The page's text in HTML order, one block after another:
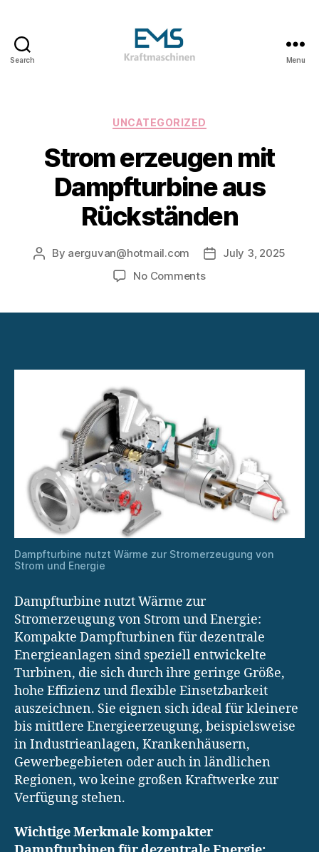
Search
&
Anlagen
&
Holzvergasungsanlagen
Menu
Categories
UNCATEGORIZED
Strom erzeugen mit
Dampfturbine aus
Rückständen
Post
By aerguvan@hotmail.com
PostJuly 3, 2025
No Commentson
Rückständen
Dampfturbine nutzt Wärme zur Stromerzeugung von
Strom und Energie
Dampfturbine nutzt Wärme zur
Stromerzeugung von Strom und Energie:
Kompakte Dampfturbinen für dezentrale
Energieanlagen sind speziell entwickelte
Turbinen, die sich durch ihre geringe Größe,
hohe Effizienz und flexible Einsetzbarkeit
auszeichnen. Sie eignen sich ideal für kleinere
bis mittlere Energieerzeugung, beispielsweise
in Industrieanlagen, Krankenhäusern,
Gewerbegebieten oder auch in ländlichen
Regionen, wo keine großen Kraftwerke zur
Verfügung stehen.
Wichtige Merkmale kompakter